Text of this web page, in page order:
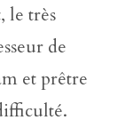
le très
de
et prêtre